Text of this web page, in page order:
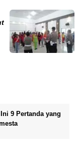
9 Pertanda yang